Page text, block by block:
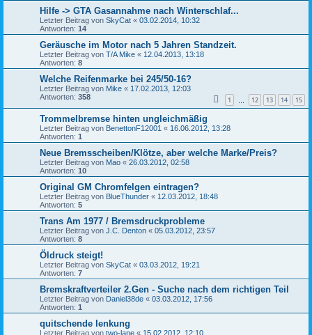
Hilfe -> GTA Gasannahme nach Winterschlaf...
Letzter Beitrag von SkyCat « 03.02.2014, 10:32
Antworten: 14
Geräusche im Motor nach 5 Jahren Standzeit.
Letzter Beitrag von T/A Mike « 12.04.2013, 13:18
Antworten: 8
Welche Reifenmarke bei 245/50-16?
Letzter Beitrag von Mike « 17.02.2013, 12:03
Antworten: 358 1 12 13 14 15
Trommelbremse hinten ungleichmäßig
Letzter Beitrag von BenettonF12001 « 16.06.2012, 13:28
Antworten: 1
Neue Bremsscheiben/Klötze, aber welche Marke/Preis?
Letzter Beitrag von Mao « 26.03.2012, 02:58
Antworten: 10
Original GM Chromfelgen eintragen?
Letzter Beitrag von BlueThunder « 12.03.2012, 18:48
Antworten: 5
Trans Am 1977 / Bremsdruckprobleme
Letzter Beitrag von J.C. Denton « 05.03.2012, 23:57
Antworten: 8
Öldruck steigt!
Letzter Beitrag von SkyCat « 03.03.2012, 19:21
Antworten: 7
Bremskraftverteiler 2.Gen - Suche nach dem richtigen Teil
Letzter Beitrag von Daniel38de « 03.03.2012, 17:56
Antworten: 1
quitschende lenkung
Letzter Beitrag von two-lane « 15.02.2012, 12:10